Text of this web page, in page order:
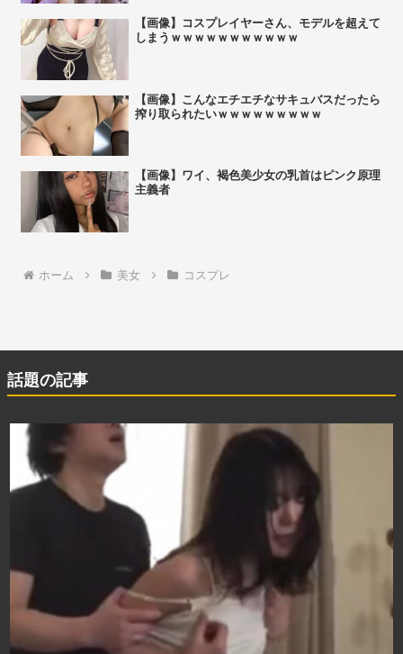
【画像】コスプレイヤーさん、モデルを超えて
しまうｗｗｗｗｗｗｗｗｗｗｗ
【画像】こんなエチエチなサキュバスだったら
搾り取られたいｗｗｗｗｗｗｗｗｗ
【画像】ワイ、褐色美少女の乳首はピンク原理
主義者
ホーム 美女 コスプレ
話題の記事